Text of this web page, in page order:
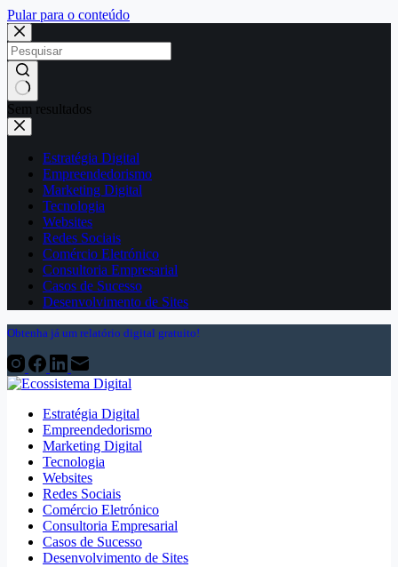
Pular para o conteúdo
Sem resultados
Estratégia Digital
Empreendedorismo
Marketing Digital
Tecnologia
Websites
Redes Sociais
Comércio Eletrónico
Consultoria Empresarial
Casos de Sucesso
Desenvolvimento de Sites
Obtenha já um relatório digital gratuito!
Estratégia Digital
Empreendedorismo
Marketing Digital
Tecnologia
Websites
Redes Sociais
Comércio Eletrónico
Consultoria Empresarial
Casos de Sucesso
Desenvolvimento de Sites